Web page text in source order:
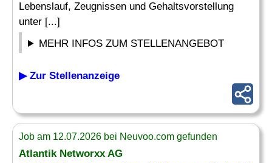
Lebenslauf, Zeugnissen und Gehaltsvorstellung
unter [...]
MEHR INFOS ZUM STELLENANGEBOT
▶ Zur Stellenanzeige
Job am 12.07.2026 bei Neuvoo.com gefunden
Atlantik Networxx AG